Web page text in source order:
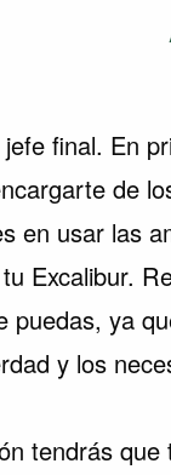
final. En
de
en usar las
Excalibur.
puedas, ya
y los
tendrás que